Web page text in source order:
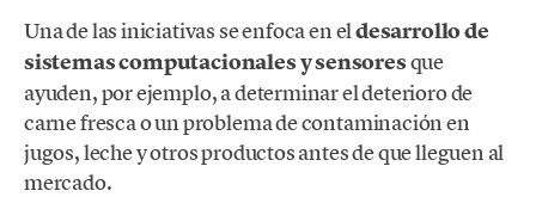
Una de las iniciativas se enfoca en eldesarrollo de
sistemas computacionales y sensoresque
ayuden, por ejemplo, a determinar el deterioro de
carne fresca o un problema de contaminación en
jugos, leche y otros productos antes de que lleguen al
mercado.